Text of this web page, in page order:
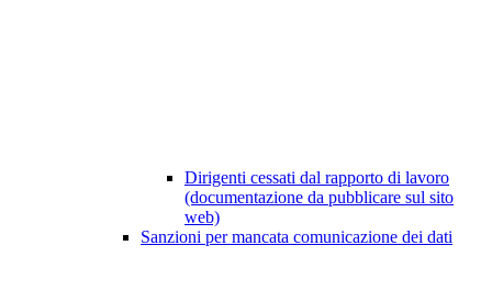
Dirigenti cessati dal rapporto di lavoro
(documentazione da pubblicare sul sito
web)
Sanzioni per mancata comunicazione dei dati